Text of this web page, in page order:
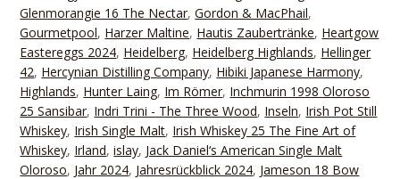
Glenmorangie 16 The Nectar,Gordon & MacPhail,
Gourmetpool, Harzer Maltine, Hautis Zaubertränke, Heartgow
Eastereggs 2024, Heidelberg, Heidelberg Highlands, Hellinger
42, Hercynian Distilling Company, Hibiki Japanese Harmony,
Highlands, Hunter Laing, Im Römer, Inchmurin 1998 Oloroso
25 Sansibar, Indri Trini - The Three Wood, Inseln, Irish Pot Still
Whiskey, Irish Single Malt, Irish Whiskey 25 The Fine Art of
Whiskey, Irland,islay, Jack Daniel‘s American Single Malt
Oloroso, Jahr 2024, Jahresrückblick 2024, Jameson 18 Bow